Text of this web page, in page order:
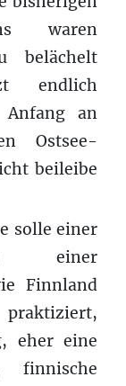
waren
belächelt
endlich
Anfang an
Ostsee-
beileibe
solle einer
einer
Finnland
eher eine
finnische